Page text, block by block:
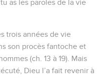
as les paroles de la vie
trois années de vie
son procès fantoche et
(ch. 13 à 19). Mais
Dieu l’a fait revenir à